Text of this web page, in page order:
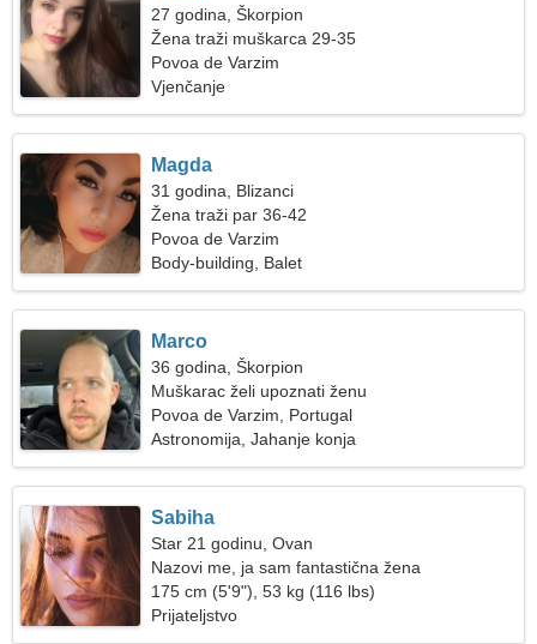
27 godina, Škorpion
Žena traži muškarca 29-35
Povoa de Varzim
Vjenčanje
Magda
31 godina, Blizanci
Žena traži par 36-42
Povoa de Varzim
Body-building, Balet
Marco
36 godina, Škorpion
Muškarac želi upoznati ženu
Povoa de Varzim, Portugal
Astronomija, Jahanje konja
Sabiha
Star 21 godinu, Ovan
Nazovi me, ja sam fantastična žena
175 cm (5'9"), 53 kg (116 lbs)
Prijateljstvo